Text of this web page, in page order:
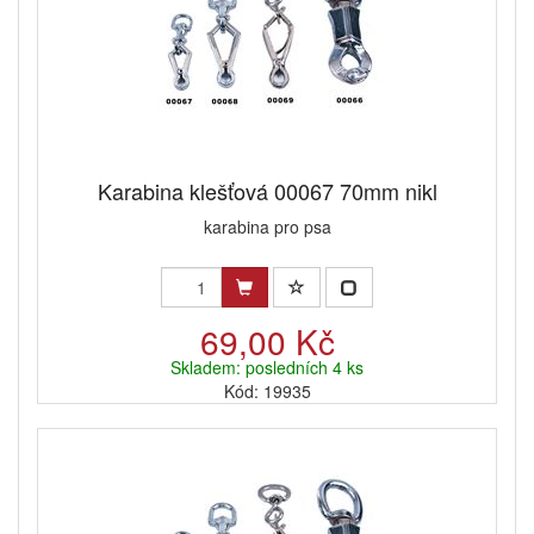
Karabina klešťová 00067 70mm nikl
karabina pro psa
69,00 Kč
Skladem: posledních 4 ks
Kód: 19935